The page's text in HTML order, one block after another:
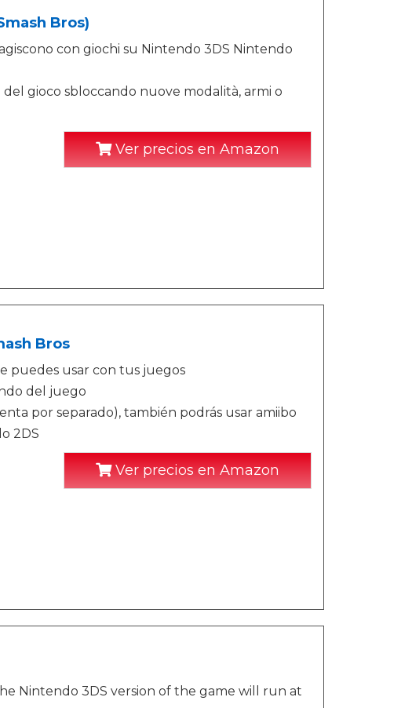
Bros)
con giochi su Nintendo 3DS Nintendo
gioco sbloccando nuove modalità, armi o
Ver precios en Amazon
Bros
puedes usar con tus juegos
del juego
por separado), también podrás usar amiibo
2DS
Ver precios en Amazon
Nintendo 3DS version of the game will run at